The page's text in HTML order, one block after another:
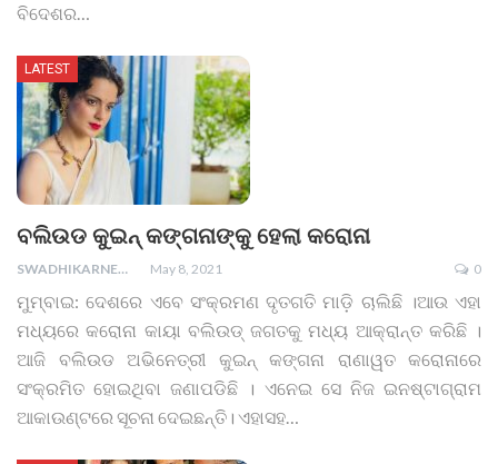
ବିଦେଶର
LATEST
ବଲିଉଡ କୁଇନ୍ କଙ୍ଗନାଙ୍କୁ ହେଲା କରୋନା
SWADHIKARNEWS May 8, 2021 0
ମୁମ୍ବାଇ: ଦେଶରେ ଏବେ ସଂକ୍ରମଣ ଦୃତଗତି ମାଡ଼ି ଚାଲିଛି ।ଆଉ ଏହା
ମଧ୍ୟରେ କରୋନା କାୟା ବଲିଉଡ୍ ଜଗତକୁ ମଧ୍ୟ ଆକ୍ରାନ୍ତ କରିଛି ।
ଆଜି ବଲିଉଡ ଅଭିନେତ୍ରୀ କୁଇନ୍ କଙ୍ଗନା ରାଣାୱତ କରୋନାରେ
ସଂକ୍ରମିତ ହୋଇଥିବା ଜଣାପଡିଛି । ଏନେଇ ସେ ନିଜ ଇନଷ୍ଟାଗ୍ରାମ
ଆକାଉଣ୍ଟରେ ସୂଚନା ଦେଇଛନ୍ତି। ଏହାସହ…